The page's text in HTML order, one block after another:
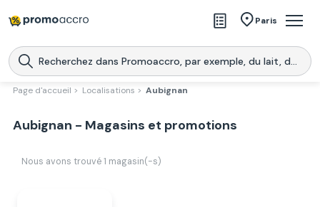
Paris
Magasins
Produits
Promoaccro
l'application
Page d'accueil > Localisations > Aubignan
Aubignan - Magasins et promotions
Nous avons trouvé 1 magasin(-s)